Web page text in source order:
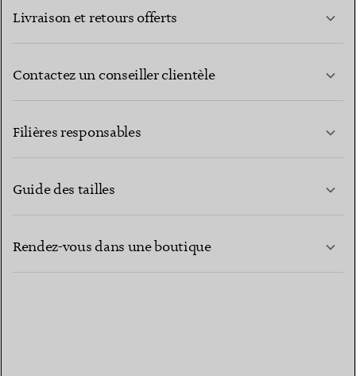
Livraison et retours offerts
Contactez un conseiller clientèle
Filières responsables
Guide des tailles
Rendez-vous dans une boutique